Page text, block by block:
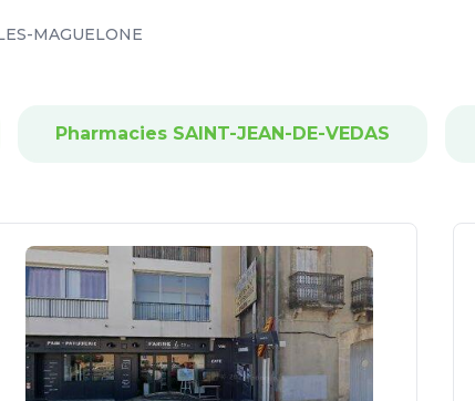
MAGUELONE
Pharmacies SAINT-JEAN-DE-VEDAS